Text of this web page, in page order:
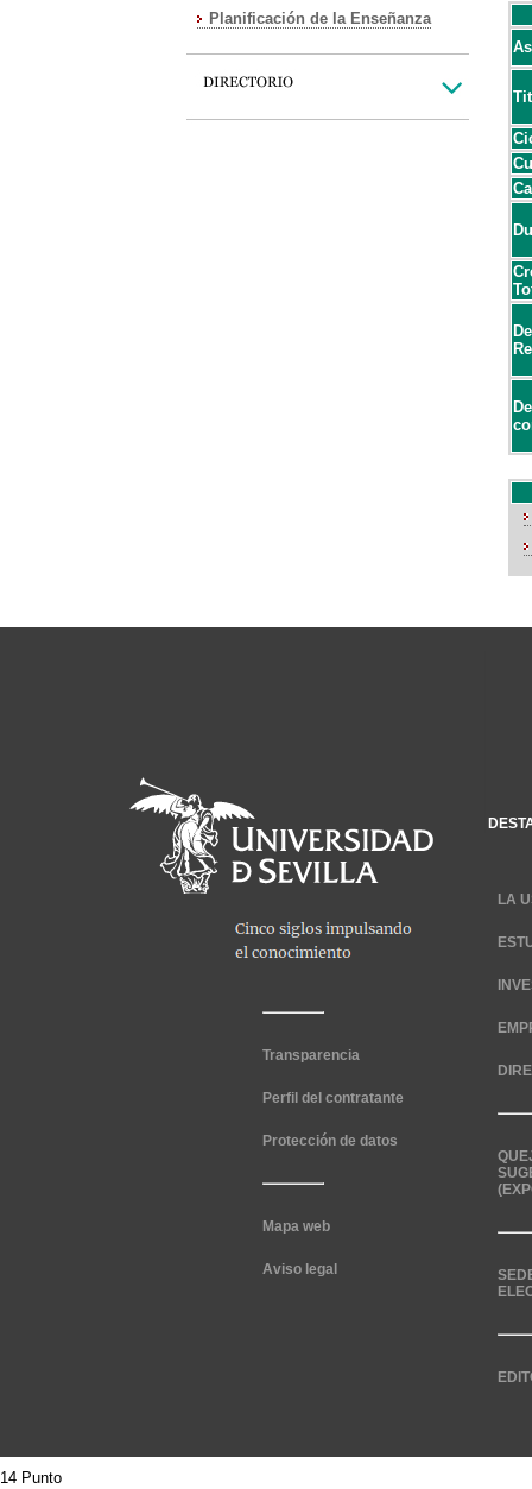
Planificación de la Enseñanza
Transparencia
Perfil del contratante
Protección de datos
Mapa web
Aviso legal
LA
14 Punto